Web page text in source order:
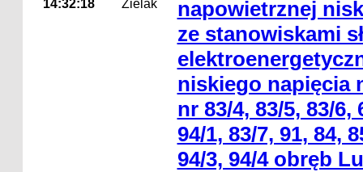
14:32:18
Zielak
napowietrznej
ze stanowiskami
niskiego napięcia
nr 83/4, 83/5, 83/6,
94/1, 83/7, 91, 84,
94/3, 94/4 obręb